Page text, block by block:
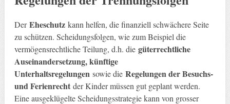
DerEheschutzkann helfen, die finanziell schwächere Seite
zu schützen. Scheidungsfolgen, wie zum Beispiel die
vermögensrechtliche Teilung, d.h. die güterrechtliche
Auseinandersetzung, künftige
Unterhaltsregelungen sowie die Regelungen der Besuchs-
und Ferienrecht der Kinder müssen gut geplant werden.
Eine ausgeklügelte Scheidungsstrategie kann von grosser